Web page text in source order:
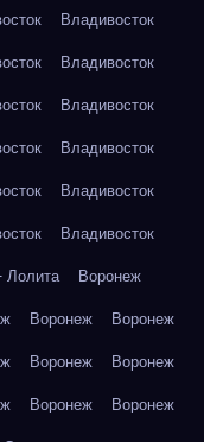
Владивосток
Владивосток
Владивосток
Владивосток
Владивосток
Владивосток
Лолита
Воронеж
Воронеж
Воронеж
Воронеж
Воронеж
Воронеж
Воронеж